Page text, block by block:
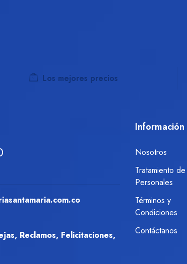
Los mejores precios
Reclamos, Felicitaciones,
Información
Nosotros
Tratamiento
Personales
Términos y
Condiciones
Contáctanos